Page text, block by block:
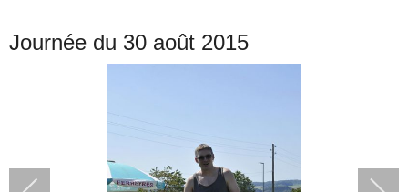
Journée du 30 août 2015